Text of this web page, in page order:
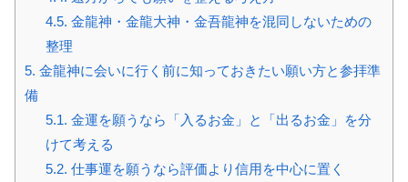
4.5. 金龍神・金龍大神・金吾龍神を混同しないための
整理
5. 金龍神に会いに行く前に知っておきたい願い方と参拝準
備
5.1. 金運を願うなら「入るお金」と「出るお金」を分
けて考える
5.2. 仕事運を願うなら評価より信用を中心に置く